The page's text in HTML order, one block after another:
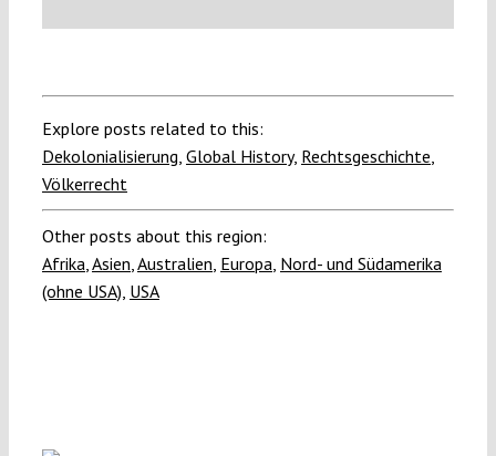
Explore posts related to this:
Dekolonialisierung Global History, Rechtsgeschichte
Völkerrecht
Other posts about this region:
Afrika Asien Australien Europa Nord- und Südamerika
(ohne USA) USA